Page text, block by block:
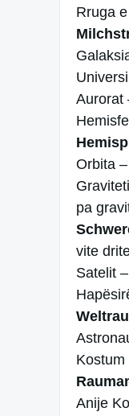
Rruga
Orbita –
pa
vite
Satelit –
Anije